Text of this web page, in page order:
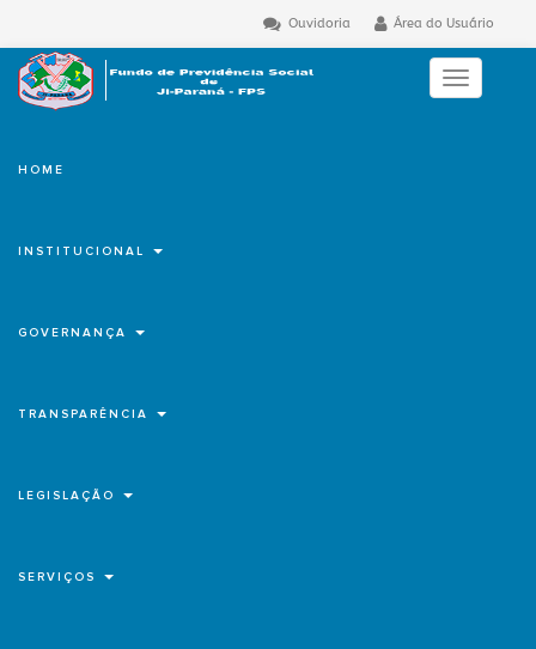
Área do Usuário
Ouvidoria
Toggle
navigation
HOME
INSTITUCIONAL
GOVERNANÇA
TRANSPARÊNCIA
LEGISLAÇÃO
SERVIÇOS